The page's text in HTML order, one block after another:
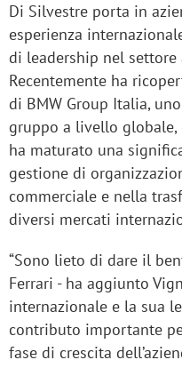
Di Silvestre porta in
esperienza
di leadership nel
Recentemente ha
di BMW Group Italia,
gruppo a livello globale,
ha maturato una
gestione di
commerciale e nella
diversi mercati
“Sono lieto di dare il
Ferrari - ha aggiunto
internazionale e la sua
contributo importante
fase di crescita